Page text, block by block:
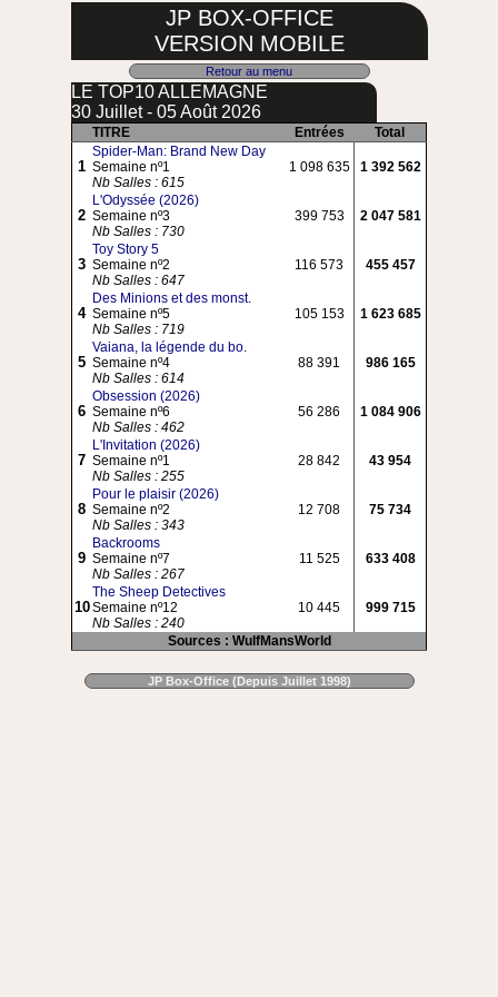
JP BOX-OFFICE
VERSION MOBILE
Retour au menu
LE TOP10 ALLEMAGNE
30 Juillet - 05 Août 2026
TITRE Entrées Total
1
Spider-Man: Brand New Day
Semaine nº1
Nb Salles : 615
1 098 635 1 392 562
2
L'Odyssée (2026)
Semaine nº3
Nb Salles : 730
399 753 2 047 581
3
Toy Story 5
Semaine nº2
Nb Salles : 647
116 573 455 457
4
Des Minions et des monst.
Semaine nº5
Nb Salles : 719
105 153 1 623 685
5
Vaiana, la légende du bo.
Semaine nº4
Nb Salles : 614
88 391 986 165
6
Obsession (2026)
Semaine nº6
Nb Salles : 462
56 286 1 084 906
7
L'Invitation (2026)
Semaine nº1
Nb Salles : 255
28 842 43 954
8
Pour le plaisir (2026)
Semaine nº2
Nb Salles : 343
12 708 75 734
9
Backrooms
Semaine nº7
Nb Salles : 267
11 525 633 408
10
The Sheep Detectives
Semaine nº12
Nb Salles : 240
10 445 999 715
Sources : WulfMansWorld
JP Box-Office (Depuis Juillet 1998)